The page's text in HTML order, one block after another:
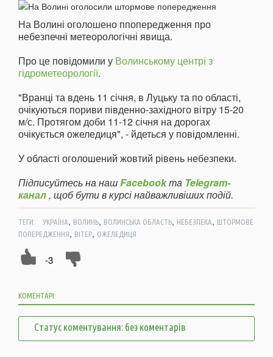
На Волині оголошено ппопередження про
небезпечні метеорологічні явища.
Про це повідомили у Волинському центрі з
гідрометеорології.
"Вранці та вдень 11 січня, в Луцьку та по області,
очікуються пориви південно-західного вітру 15-20
м/с. Протягом доби 11-12 січня на дорогах
очікується ожеледиця", - йдеться у повідомленні.
У області оголошений жовтий рівень небезпеки.
Підписуйтесь на нашFacebookта Telegram-
канал, щоб бути в курсі найважливіших подій.
ТЕГИ: УКРАЇНА, ВОЛИНЬ, ВОЛИНСЬКА ОБЛАСТЬ, НЕБЕЗПЕКА, ШТОРМОВЕ
ПОПЕРЕДЖЕННЯ, ВІТЕР, ОЖЕЛЕДИЦЯ
-3
КОМЕНТАРІ:
Статус коментування: без коментарів